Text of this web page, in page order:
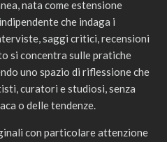
nata come estensione
che indaga i
saggi critici, recensioni
si concentra sulle pratiche
uno spazio di riflessione che
curatori e studiosi, senza
o delle tendenze.
con particolare attenzione